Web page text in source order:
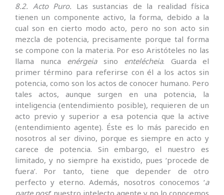
8.2. Acto Puro. Las sustancias de la realidad física
tienen un componente activo, la forma, debido a la
cual son en cierto modo acto, pero no son acto sin
mezcla de potencia, precisamente porque tal forma
se compone con la materia. Por eso Aristóteles no las
llama nunca enérgeiasino entelécheia. Guarda el
primer término para referirse con él a los actos sin
potencia, como son los actos de conocer humano. Pero
tales actos, aunque surgen en una potencia, la
inteligencia (entendimiento posible), requieren de un
acto previo y superior a esa potencia que la active
(entendimiento agente). Éste es lo más parecido en
nosotros al ser divino, porque es siempre en acto y
carece de potencia. Sin embargo, el nuestro es
limitado, y no siempre ha existido, pues ‘procede de
fuera’. Por tanto, tiene que depender de otro
perfecto y eterno. Además, nosotros conocemos ‘a
parte post’ nuestro intelecto agente y no lo conocemos